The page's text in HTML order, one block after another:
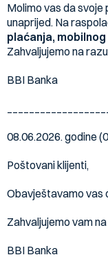
Molimo vas da
unaprijed. Na
plaćanja,
Zahvaljujemo na
BBI Banka
08.06.2026. godine
Poštovani klijenti,
Obavještavamo vas
Zahvaljujemo vam
BBI Banka